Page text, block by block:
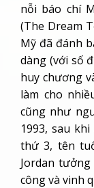
nỗi báo chí
(The Dream
Mỹ đã đánh
dàng (với số
huy chương
làm cho
cũng như
1993, sau
thứ 3, tên
Jordan
công và vinh